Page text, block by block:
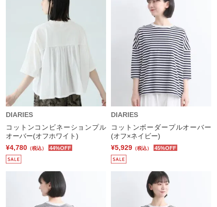
DIARIES
コットンコンビネーションプル
オーバー(オフホワイト)
¥4,780 （税込） 44%OFF
DIARIES
コットンボーダープルオーバー
(オフ×ネイビー)
¥5,929 （税込） 45%OFF